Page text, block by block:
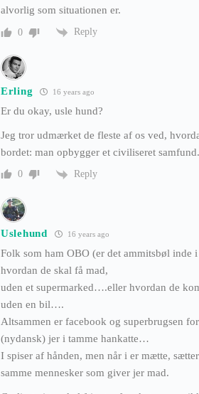
alvorlig som situationen er.
0 Reply
Erling 16 years ago
Er du okay, usle hund?
Jeg tror udmærket de fleste af os ved,
bordet: man opbygger et civiliseret samfund.
0 Reply
Uslehund 16 years ago
Folk som ham OBO (er det ammitsbøl inde
hvordan de skal få mad,
uden et supermarked….eller hvordan de
uden en bil….
Altsammen er facebook og superbrugsen
(nydansk) jer i tamme hankatte…
I spiser af hånden, men når i er mætte,
samme mennesker som giver jer mad.